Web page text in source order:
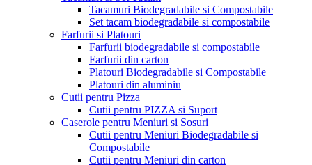
Tacamuri Biodegradabile si Compostabile
Set tacam biodegradabile si compostabile
Farfurii si Platouri
Farfurii biodegradabile si compostabile
Farfurii din carton
Platouri Biodegradabile si Compostabile
Platouri din aluminiu
Cutii pentru Pizza
Cutii pentru PIZZA si Suport
Caserole pentru Meniuri si Sosuri
Cutii pentru Meniuri Biodegradabile si
Compostabile
Cutii pentru Meniuri din carton